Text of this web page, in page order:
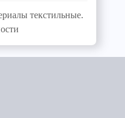
текстильные.